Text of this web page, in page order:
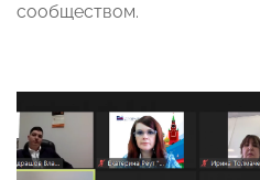
сообществом.